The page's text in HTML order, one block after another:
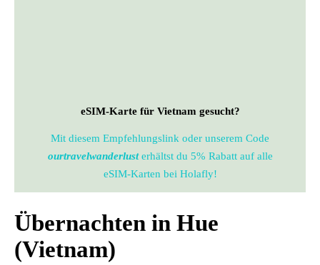
eSIM-Karte für Vietnam gesucht?
Mit diesem Empfehlungslink oder unserem Code
ourtravelwanderlusterhältst du 5% Rabatt auf alle
eSIM-Karten bei Holafly!
Übernachten in Hue
(Vietnam)